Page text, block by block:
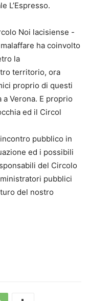
L’Espresso.
Noi lacisiense -
ha coinvolto
la
territorio, ora
proprio di questi
Verona. E proprio
ed il Circol
pubblico in
ed i possibili
del Circolo
pubblici
del nostro